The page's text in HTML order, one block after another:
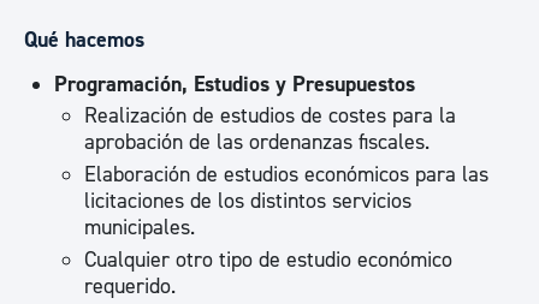
Qué hacemos
Programación, Estudios y Presupuestos
Realización de estudios de costes para la
aprobación de las ordenanzas fiscales.
Elaboración de estudios económicos para las
licitaciones de los distintos servicios
municipales.
Cualquier otro tipo de estudio económico
requerido.